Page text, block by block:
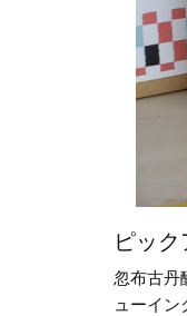
ピッ
忽布古丹
ューイ